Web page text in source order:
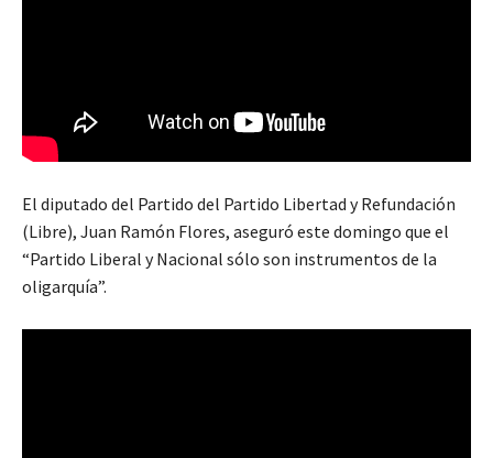
El diputado del Partido del Partido Libertad y Refundación
(Libre), Juan Ramón Flores, aseguró este domingo que el
“Partido Liberal y Nacional sólo son instrumentos de la
oligarquía”.